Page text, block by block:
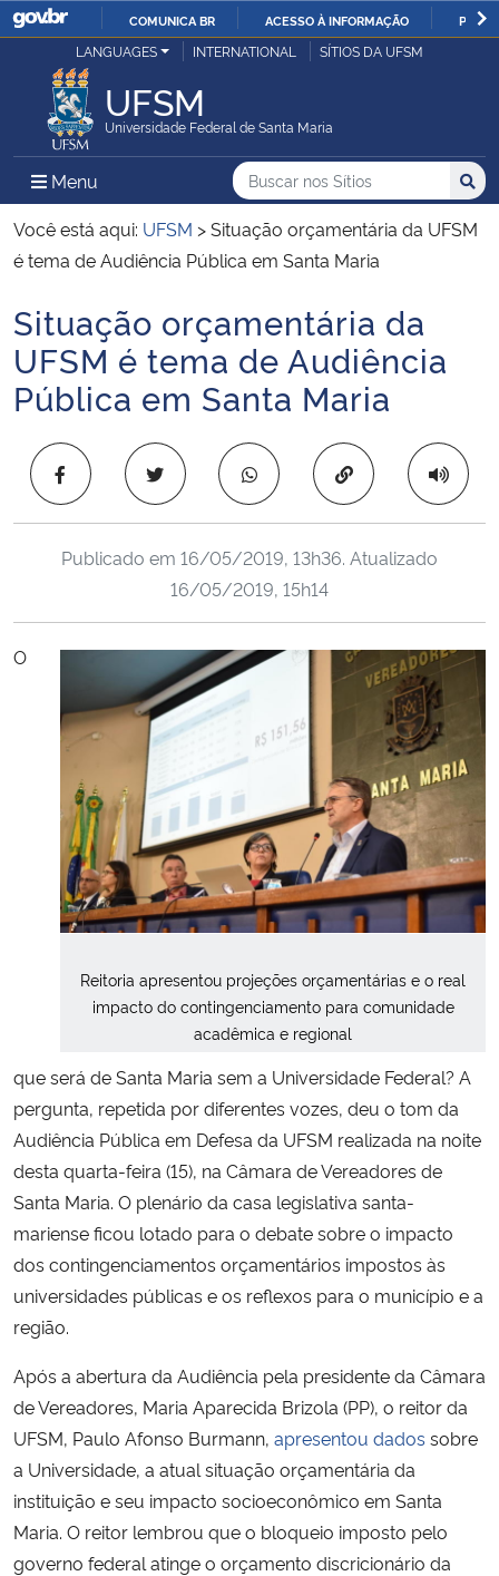
IR
COMUNICA BR ACESSO À INFORMAÇÃO
Ministério da Justiça e Segurança Pública
Ministério da Defesa
Ministério das Relações Exteriores
Ministério da Infraestrutura
Ministério da Agricultura, Pecuária e Abastecimento
Ministério da Educação
Ministério da Ciência, Tecnologia, Inovações e Comunicações
Ministério do Meio Ambiente
Ministério do Turismo
Ministério do Desenvolvimento Regional
Controladoria-Geral da União
Ministério da Mulher, da Família e dos Direitos Humanos
Secretaria de Governo
Gabinete de Segurança Institucional
Advocacia-Geral da União
Banco Central do Brasil
Planalto
LANGUAGES INTERNATIONAL SÍTIOS DA UFSM
UFSM
Universidade Federal de Santa Maria
Menu Menu Principal do Sítio
Busca
Buscar no nos Sítios
Busca:
Você está aqui: UFSM >Situação orçamentária da UFSM
é tema de Audiência Pública em Santa Maria
Início do conteúdo
Situação orçamentária da
UFSM é tema de Audiência
Pública em Santa Maria
Copiar para área
Publicado em 16/05/2019, 13h36. Atualizado
16/05/2019, 15h14
Reitoria apresentou projeções orçamentárias e o real
impacto do contingenciamento para comunidade
acadêmica e regional
O
que será de Santa Maria sem a Universidade Federal? A
pergunta, repetida por diferentes vozes, deu o tom da
Audiência Pública em Defesa da UFSM realizada na noite
desta quarta-feira (15), na Câmara de Vereadores de
Santa Maria. O plenário da casa legislativa santa-
mariense ficou lotado para o debate sobre o impacto
dos contingenciamentos orçamentários impostos às
universidades públicas e os reflexos para o município e a
região.
Após a abertura da Audiência pela presidente da Câmara
de Vereadores, Maria Aparecida Brizola (PP), o reitor da
UFSM, Paulo Afonso Burmann, apresentou dados sobre
a Universidade, a atual situação orçamentária da
instituição e seu impacto socioeconômico em Santa
Maria. O reitor lembrou que o bloqueio imposto pelo
governo federal atinge o orçamento discricionário da